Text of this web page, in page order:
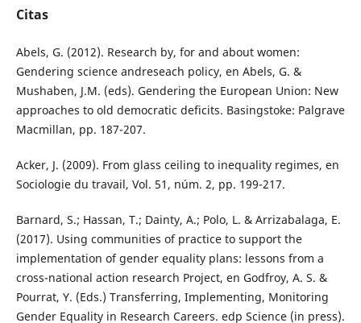
Citas
Abels, G. (2012). Research by, for and about women:
Gendering science andreseach policy, en Abels, G. &
Mushaben, J.M. (eds). Gendering the European Union: New
approaches to old democratic deficits. Basingstoke: Palgrave
Macmillan, pp. 187-207.
Acker, J. (2009). From glass ceiling to inequality regimes, en
Sociologie du travail, Vol. 51, núm. 2, pp. 199-217.
Barnard, S.; Hassan, T.; Dainty, A.; Polo, L. & Arrizabalaga, E.
(2017). Using communities of practice to support the
implementation of gender equality plans: lessons from a
cross-national action research Project, en Godfroy, A. S. &
Pourrat, Y. (Eds.) Transferring, Implementing, Monitoring
Gender Equality in Research Careers. edp Science (in press).